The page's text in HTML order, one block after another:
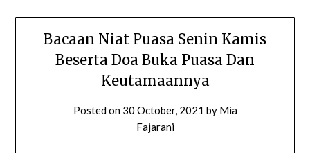
Bacaan Niat Puasa Senin Kamis
Beserta Doa Buka Puasa Dan
Keutamaannya
Posted on 30 October, 2021 by Mia
Fajarani